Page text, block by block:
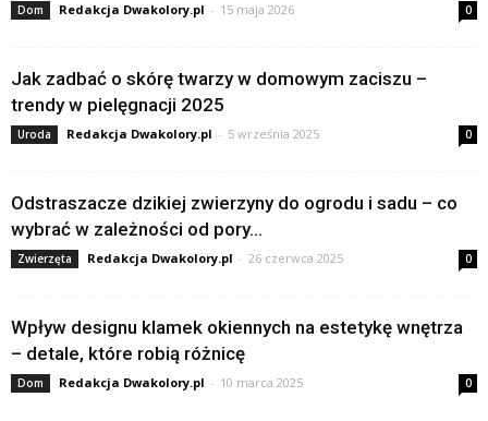
Dom Redakcja Dwakolory.pl - 15 maja 2026 0
Jak zadbać o skórę twarzy w domowym zaciszu –
trendy w pielęgnacji 2025
Uroda Redakcja Dwakolory.pl - 5 września 2025 0
Odstraszacze dzikiej zwierzyny do ogrodu i sadu – co
wybrać w zależności od pory...
Zwierzęta Redakcja Dwakolory.pl - 26 czerwca 2025 0
Wpływ designu klamek okiennych na estetykę wnętrza
– detale, które robią różnicę
Dom Redakcja Dwakolory.pl - 10 marca 2025 0